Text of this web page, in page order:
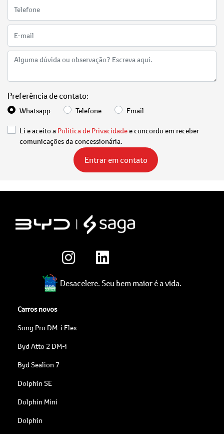
Preferência de contato:
Whatsapp Telefone Email
Li e aceito a Política de Privacidadee concordo em receber
comunicações da concessionária.
Entrar em contato
Desacelere. Seu bem maior é a vida.
Carros novos
Song Pro DM-i Flex
Byd Atto 2 DM-i
Byd Sealion 7
Dolphin SE
Dolphin Mini
Dolphin